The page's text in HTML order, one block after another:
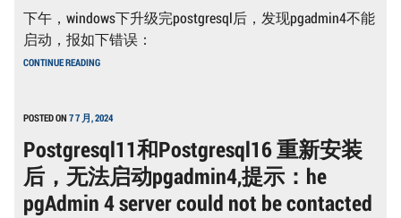
下午，windows下升级完postgresql后，发现pgadmin4不能
启动，报如下错误：
CONTINUE READINGWINDOWS
下
POSTGRESQL
PGADMIN4
不
能
启
动
POSTED ON 7 7 月, 2024
Postgresql11和Postgresql16 重新安装
后，无法启动pgadmin4,提示：he
pgAdmin 4 server could not be contacted